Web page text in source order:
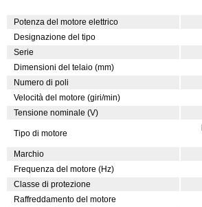
Potenza del motore elettrico
Designazione del tipo
Serie
Dimensioni del telaio (mm)
Numero di poli
Velocità del motore (giri/min)
Tensione nominale (V)
Tipo di motore
Marchio
Frequenza del motore (Hz)
Classe di protezione
Raffreddamento del motore